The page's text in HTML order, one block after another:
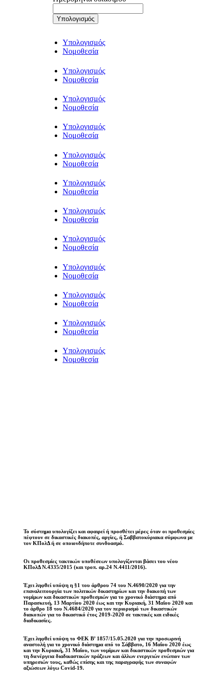
Υπολογισμός
Υπολογισμός
Νομοθεσία
Υπολογισμός
Νομοθεσία
Υπολογισμός
Νομοθεσία
Υπολογισμός
Νομοθεσία
Υπολογισμός
Νομοθεσία
Υπολογισμός
Νομοθεσία
Υπολογισμός
Νομοθεσία
Υπολογισμός
Νομοθεσία
Υπολογισμός
Νομοθεσία
Υπολογισμός
Νομοθεσία
Υπολογισμός
Νομοθεσία
Υπολογισμός
Νομοθεσία
Το σύστημα υπολογίζει και αφαιρεί ή προσθέτει μέρες όταν οι προθεσμίες
πέφτουν σε δικαστικές διακοπές, αργίες, ή Σαββατοκύριακα σύμφωνα με
τον ΚΠολΔ ή σε οποιονδήποτε συνδυασμό.
Οι προθεσμίες τακτικών υποθέσεων υπολογίζονται βάσει του νέου
ΚΠολΔ N.4335/2015 (και τροπ. αρ.24 Ν.4411/2016).
Έχει ληφθεί υπόψη η §1 του άρθρου 74 του Ν.4690/2020 για την
επαναλειτουργία των πολιτικών δικαστηρίων και την διακοπή των
νομίμων και δικαστικών προθεσμιών για το χρονικό διάστημα από
Παρασκευή, 13 Μαρτίου 2020 έως και την Κυριακή, 31 Μαΐου 2020 και
το άρθρο 18 του Ν.4684/2020 για τον περιορισμό των δικαστικών
διακοπών για το δικαστικό έτος 2019-2020 σε τακτικές και ειδικές
διαδικασίες.
Έχει ληφθεί υπόψη το ΦΕΚ B’ 1857/15.05.2020 για την προσωρινή
αναστολή για το χρονικό διάστημα από το Σάββατο, 16 Μαΐου 2020 έως
και την Κυριακή, 31 Μαΐου, των νομίμων και δικαστικών προθεσμιών για
τη διενέργεια διαδικαστικών πράξεων και άλλων ενεργειών ενώπιον των
υπηρεσιών τους, καθώς επίσης και της παραγραφής των συναφών
αξιώσεων λόγω Covid-19.